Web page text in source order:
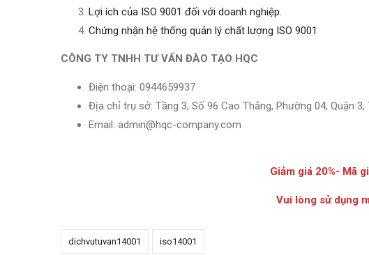
Lợi ích của ISO 9001 đối với doanh nghiệp.
Chứng nhận hệ thống quản lý chất lượng ISO 9001
CÔNG TY TNHH TƯ VẤN ĐÀO TẠO HQC
Điện thoại: 0944659937
Địa chỉ trụ sở: Tầng 3, Số 96 Cao Thắng, Phường 04, Quận
Email: admin@hqc-company.com
Giảm giá 20%- Mã
Vui lòng sử dụng
dichvutuvan14001 iso14001